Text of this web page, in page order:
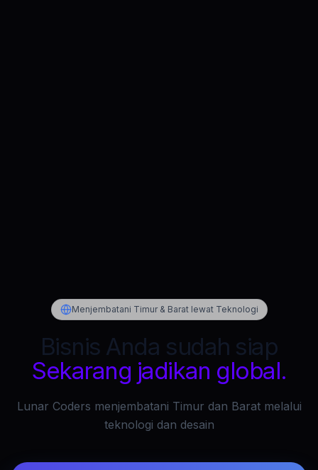
Menjembatani Timur & Barat lewat Teknologi
Bisnis Anda sudah siap
Sekarang jadikan global.
Lunar Coders menjembatani Timur dan Barat melalui
teknologi dan desain